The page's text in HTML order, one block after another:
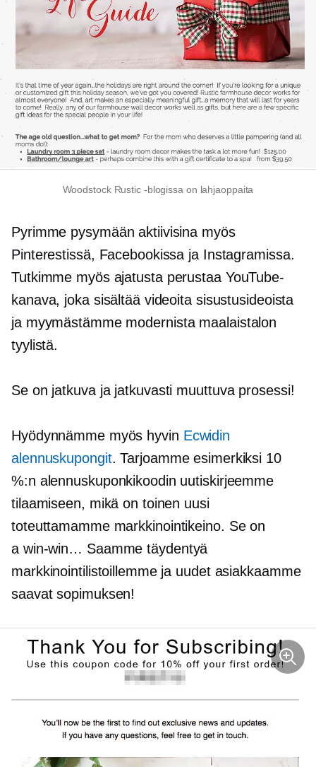
Woodstock Rustic -blogissa on lahjaoppaita
Pyrimme pysymään aktiivisina myös
Pinterestissä, Facebookissa ja Instagramissa.
Tutkimme myös ajatusta perustaa YouTube-
kanava, joka sisältää videoita sisustusideoista
ja myymästämme modernista maalaistalon
tyylistä.
Se on jatkuva ja jatkuvasti muuttuvaprosessi!
Hyödynnämme myös hyvin Ecwidin
alennuskupongit. Tarjoamme esimerkiksi 10
%:n alennuskuponkikoodin uutiskirjeemme
tilaamiseen, mikä on toinen uusi
toteuttamamme markkinointikeino. Se on
a win-win… Saamme täydentyä
markkinointilistoillemme ja uudet asiakkaamme
saavat sopimuksen!